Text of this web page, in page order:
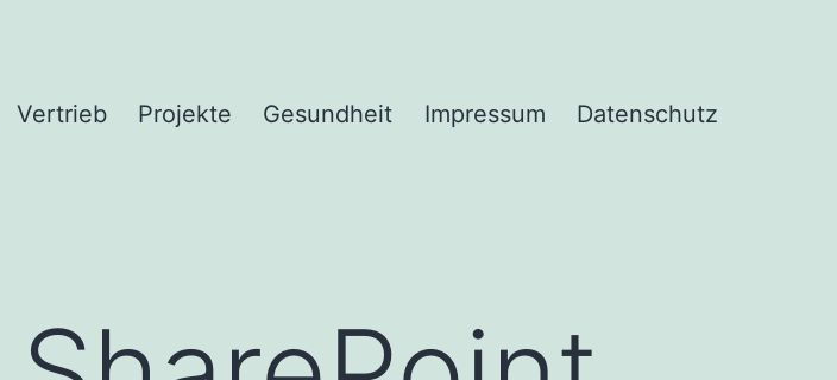
Vertrieb Projekte Gesundheit Impressum Datenschutz